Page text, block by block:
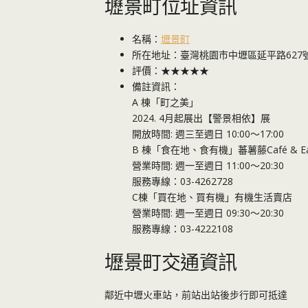
壢景町位址資訊
名稱： 壢景町
所在地址：臺灣桃園市中壢區延平路627
評價：★★★★★
備註資訊：
A 棟「町之美」
2024. 4月起展出【警景相依】展
開放時間: 週三至週日 10:00～17:00
B 棟「食在地、食有機」蕃薯藤Café &
營業時間: 週一至週日 11:00～20:30
服務專線：03-4262728
C棟「買在地、買有機」有機生活賣店
營業時間: 週一至週日 09:30～20:30
服務專線：03-4222108
壢景町交通資訊
鄰近中壢火車站，前站出站後步行即可抵達